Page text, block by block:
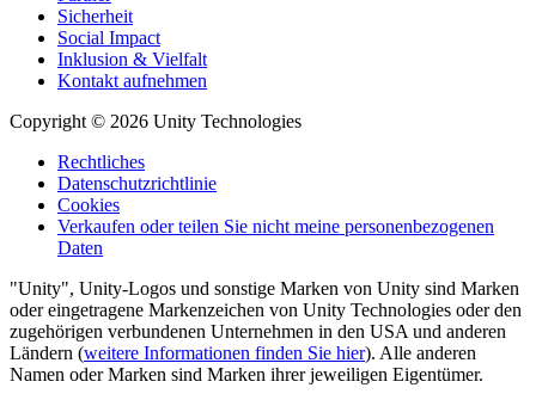
Sicherheit
Social Impact
Inklusion & Vielfalt
Kontakt aufnehmen
Copyright © 2026 Unity Technologies
Rechtliches
Datenschutzrichtlinie
Cookies
Verkaufen oder teilen Sie nicht meine personenbezogenen
Daten
"Unity", Unity-Logos und sonstige Marken von Unity sind Marken
oder eingetragene Markenzeichen von Unity Technologies oder den
zugehörigen verbundenen Unternehmen in den USA und anderen
Ländern (weitere Informationen finden Sie hier). Alle anderen
Namen oder Marken sind Marken ihrer jeweiligen Eigentümer.